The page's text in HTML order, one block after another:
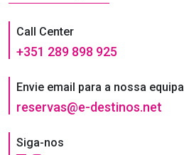
Call Center
+351 289 898 925
Envie email para a nossa equipa
reservas@e-destinos.net
Siga-nos